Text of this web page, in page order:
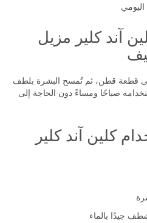
اليومي
آند كلير مزيل
قطعة قطن، ثم تُمسح البشرة بلطف
صباحًا ومساءً دون الحاجة إلى
كلين آند كلير
جيدًا بالماء